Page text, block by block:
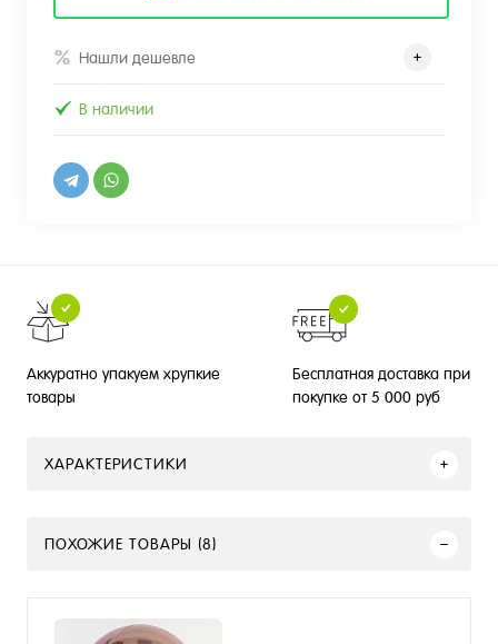
Нашли дешевле
В наличии
Аккуратно упакуем хрупкие
товары
Бесплатная доставка при
покупке от 5 000 руб
ХАРАКТЕРИСТИКИ
ПОХОЖИЕ ТОВАРЫ (8)